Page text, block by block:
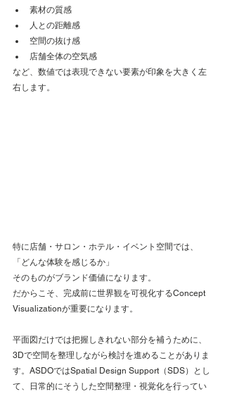
素材の質感
人との距離感
空間の抜け感
店舗全体の空気感
など、数値では表現できない要素が印象を大きく左
右します。
特に店舗・サロン・ホテル・イベント空間では、
「どんな体験を感じるか」
そのものがブランド価値になります。
だからこそ、完成前に世界観を可視化するConcept
Visualizationが重要になります。
平面図だけでは把握しきれない部分を補うために、
3Dで空間を整理しながら検討を進めることがありま
す。ASDOではSpatial Design Support（SDS）とし
て、日常的にそうした空間整理・視覚化を行ってい